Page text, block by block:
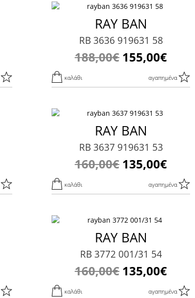
RAY BAN
RB 3636 919631 58
188,00€ 155,00€
καλάθι αγαπημένα
RAY BAN
RB 3637 919631 53
160,00€ 135,00€
καλάθι αγαπημένα
RAY BAN
RB 3772 001/31 54
160,00€ 135,00€
καλάθι αγαπημένα